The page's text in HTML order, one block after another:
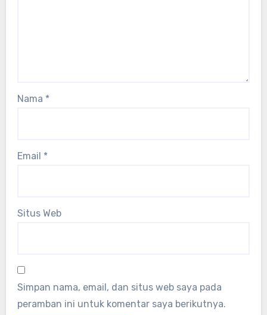
Nama *
Email *
Situs Web
Simpan nama, email, dan situs web saya pada
peramban ini untuk komentar saya berikutnya.